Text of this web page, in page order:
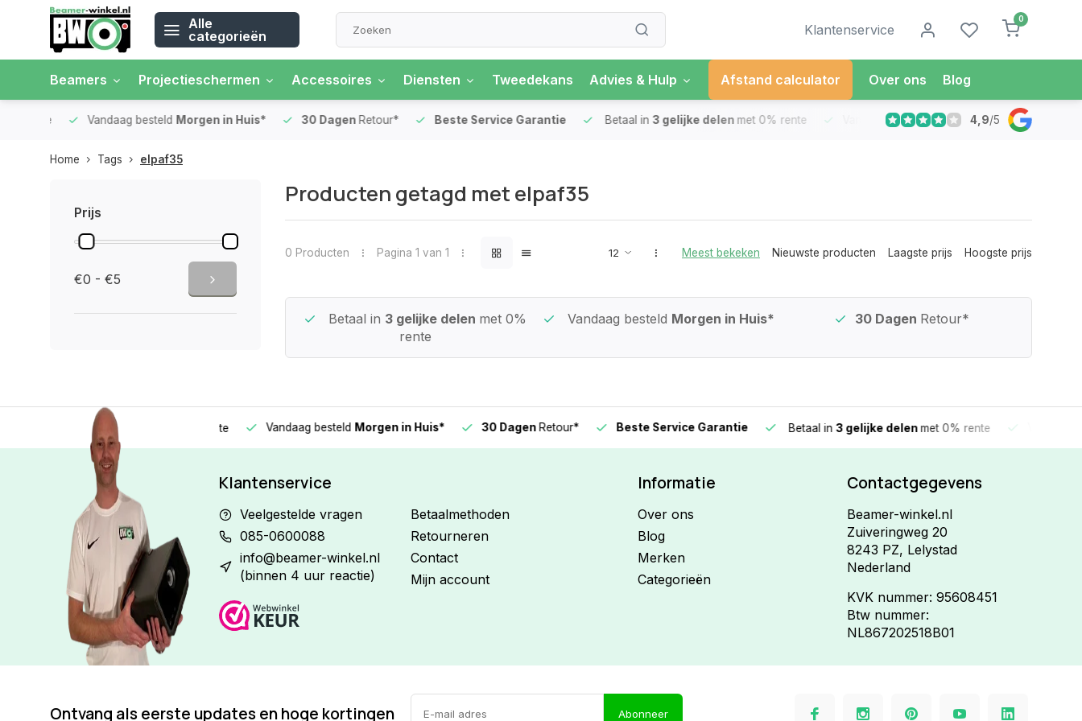
Alle
categorieën
Klantenservice
0
Beamers Projectieschermen Accessoires Diensten Tweedekans Advies & Hulp Afstand calculator Over ons Blog
Vandaag besteldMorgen in Huis* 30 DagenRetour* Beste Service Garantie Betaal in 3 gelijke delen met 0% rente Vandaag besteldMorgen in Huis*
4,9/5
Home Tags elpaf35
Prijs
€0 - €5
Producten getagd met elpaf35
0 Producten Pagina 1 van 1 Meest bekeken Nieuwste producten Laagste prijs Hoogste prijs
Beste Service Garantie Betaal in 3 gelijke delen met 0%
rente
Vandaag besteld Morgen in Huis* 30 Dagen Retour*
3 gelijke delen Vandaag besteldMorgen in Huis* 30 DagenRetour* Beste Service Garantie Betaal in3 gelijke delenmet 0% rente Vandaag
Klantenservice
Veelgestelde vragen
085-0600088
info@beamer-winkel.nl
(binnen 4 uur reactie)
Betaalmethoden
Retourneren
Contact
Mijn account
Informatie
Over ons
Blog
Merken
Categorieën
Contactgegevens
Beamer-winkel.nl
Zuiveringweg 20
8243 PZ, Lelystad
Nederland
KVK nummer: 95608451
Btw nummer:
NL867202518B01
Ontvang als eerste updates en hoge kortingen Abonneer